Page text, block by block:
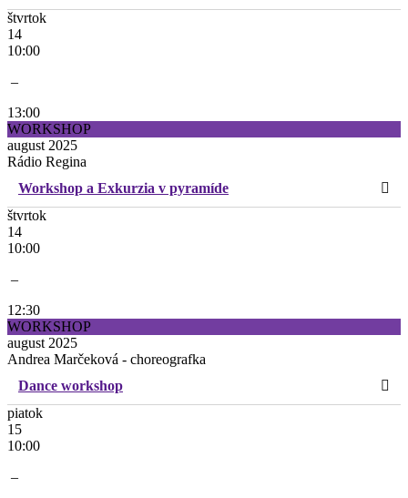
štvrtok
14
10:00
–
13:00
WORKSHOP
august 2025
Rádio Regina
Workshop a Exkurzia v pyramíde
štvrtok
14
10:00
–
12:30
WORKSHOP
august 2025
Andrea Marčeková - choreografka
Dance workshop
piatok
15
10:00
–